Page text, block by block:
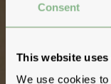
Consent
This website
We use cookies